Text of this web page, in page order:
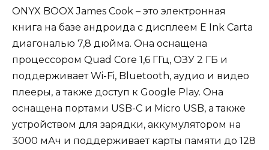
ONYX BOOX James Cook – это электронная
книга на базе андроида с дисплеем E Ink Carta
диагональю 7,8 дюйма. Она оснащена
процессором Quad Core 1,6 ГГц, ОЗУ 2 ГБ и
поддерживает Wi-Fi, Bluetooth, аудио и видео
плееры, а также доступ к Google Play. Она
оснащена портами USB-C и Micro USB, а также
устройством для зарядки, аккумулятором на
3000 мАч и поддерживает карты памяти до 128